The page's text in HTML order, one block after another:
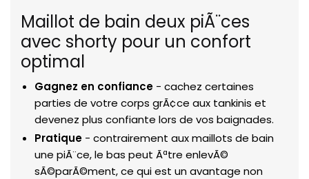
Maillot de bain deux piÃ¨ces
avec shorty pour un confort
optimal
Gagnez en confiance - cachez certaines
parties de votre corps grÃ¢ce aux tankinis et
devenez plus confiante lors de vos baignades.
Pratique - contrairement aux maillots de bain
une piÃ¨ce, le bas peut Ãªtre enlevÃ©
sÃ©parÃ©ment, ce qui est un avantage non